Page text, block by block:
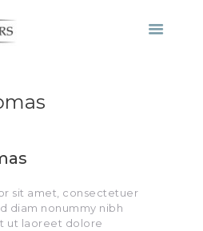
sit amet, consectetuer
diam nonummy nibh
ut laoreet dolore